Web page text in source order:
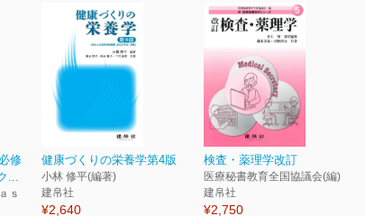
修
...
ｓ
健康づくりの栄養学第4版
小林 修平(編著)
建帛社
¥2,640
検査・薬理学改訂
医療秘書教育全国協議会(編)
建帛社
¥2,750